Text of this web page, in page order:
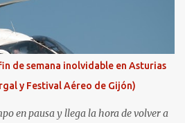
de semana inolvidable en Asturias
y Festival Aéreo de Gijón)
en pausa y llega la hora de volver a